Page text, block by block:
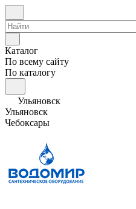
Каталог
По всему сайту
По каталогу
Ульяновск
Ульяновск
Чебоксары